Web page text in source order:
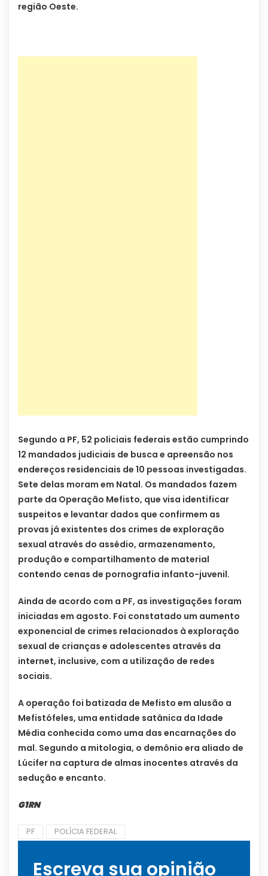
região Oeste.
Segundo a PF, 52 policiais federais estão cumprindo
12 mandados judiciais de busca e apreensão nos
endereços residenciais de 10 pessoas investigadas.
Sete delas moram em Natal. Os mandados fazem
parte da Operação Mefisto, que visa identificar
suspeitos e levantar dados que confirmem as
provas já existentes dos crimes de exploração
sexual através do assédio, armazenamento,
produção e compartilhamento de material
contendo cenas de pornografia infanto-juvenil.
Ainda de acordo com a PF, as investigações foram
iniciadas em agosto. Foi constatado um aumento
exponencial de crimes relacionados à exploração
sexual de crianças e adolescentes através da
internet, inclusive, com a utilização de redes
sociais.
A operação foi batizada de Mefisto em alusão a
Mefistófeles, uma entidade satânica da Idade
Média conhecida como uma das encarnações do
mal. Segundo a mitologia, o demônio era aliado de
Lúcifer na captura de almas inocentes através da
sedução e encanto.
G1RN
PF POLÍCIA FEDERAL
Escreva sua opinião